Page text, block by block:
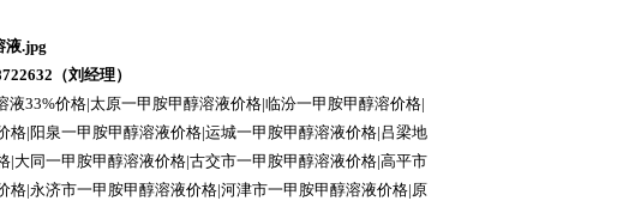
（刘经理）
33%价格|太原一甲胺甲醇溶液价格|临汾一甲胺甲醇溶价格|
|阳泉一甲胺甲醇溶液价格|运城一甲胺甲醇溶液价格|吕梁地
大同一甲胺甲醇溶液价格|古交市一甲胺甲醇溶液价格|高平市
|永济市一甲胺甲醇溶液价格|河津市一甲胺甲醇溶液价格|原